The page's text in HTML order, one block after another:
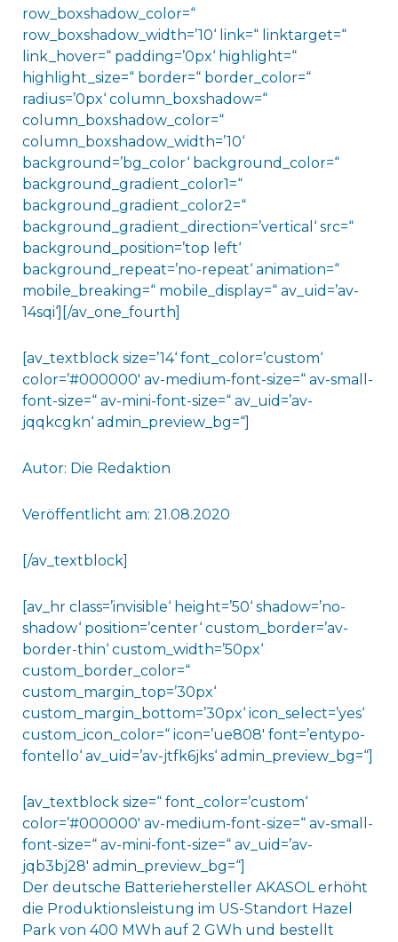
row_boxshadow_color=“
row_boxshadow_width=’10‘ link=“ linktarget=“
link_hover=“ padding=’0px‘ highlight=“
highlight_size=“ border=“ border_color=“
radius=’0px‘ column_boxshadow=“
column_boxshadow_color=“
column_boxshadow_width=’10‘
background=’bg_color‘ background_color=“
background_gradient_color1=“
background_gradient_color2=“
background_gradient_direction=’vertical‘ src=“
background_position=’top left‘
background_repeat=’no-repeat‘ animation=“
mobile_breaking=“ mobile_display=“ av_uid=’av-
14sqi‘][/av_one_fourth]
[av_textblock size=’14‘ font_color=’custom‘
color=’#000000′ av-medium-font-size=“ av-small-
font-size=“ av-mini-font-size=“ av_uid=’av-
jqqkcgkn‘ admin_preview_bg=“]
Autor: Die Redaktion
Veröffentlicht am: 21.08.2020
[/av_textblock]
[av_hr class=’invisible‘ height=’50‘ shadow=’no-
shadow‘ position=’center‘ custom_border=’av-
border-thin‘ custom_width=’50px‘
custom_border_color=“
custom_margin_top=’30px‘
custom_margin_bottom=’30px‘ icon_select=’yes‘
custom_icon_color=“ icon=’ue808′ font=’entypo-
fontello‘ av_uid=’av-jtfk6jks‘ admin_preview_bg=“]
[av_textblock size=“ font_color=’custom‘
color=’#000000′ av-medium-font-size=“ av-small-
font-size=“ av-mini-font-size=“ av_uid=’av-
jqb3bj28′ admin_preview_bg=“]
Der deutsche Batteriehersteller AKASOL erhöht
die Produktionsleistung im US-Standort Hazel
Park von 400 MWh auf 2 GWh und bestellt